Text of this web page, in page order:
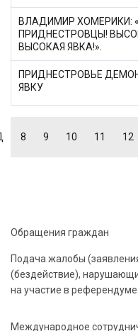
ВЛАДИМИР ХОМЕРИКИ:
ПРИДНЕСТРОВЦЫ!
ВЫСОКАЯ ЯВКА!».
ПРИДНЕСТРОВЬЕ
ЯВКУ
8 9 10 11 12
Обращения граждан
Подача жалобы
(бездействие),
на участие в
Международное